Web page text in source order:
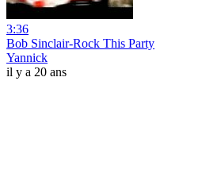
3:36
Bob Sinclair-Rock This Party
Yannick
il y a 20 ans